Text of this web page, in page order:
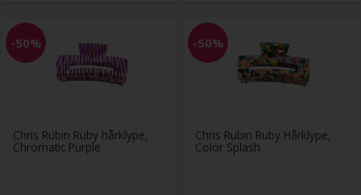
-50%
Chris Rubin Ruby hårklype,
Chromatic Purple
-50%
Chris Rubin Ruby Hårklype,
Color Splash